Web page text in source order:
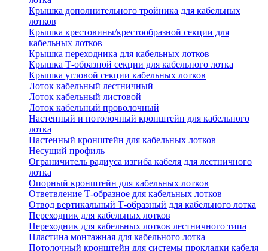
Крышка дополнительного тройника для кабельных
лотков
Крышка крестовины/крестообразной секции для
кабельных лотков
Крышка переходника для кабельных лотков
Крышка Т-образной секции для кабельного лотка
Крышка угловой секции кабельных лотков
Лоток кабельный лестничный
Лоток кабельный листовой
Лоток кабельный проволочный
Настенный и потолочный кронштейн для кабельного
лотка
Настенный кронштейн для кабельных лотков
Несущий профиль
Ограничитель радиуса изгиба кабеля для лестничного
лотка
Опорный кронштейн для кабельных лотков
Ответвление Т-образное для кабельных лотков
Отвод вертикальный Т-образный для кабельного лотка
Переходник для кабельных лотков
Переходник для кабельных лотков лестничного типа
Пластина монтажная для кабельного лотка
Потолочный кронштейн для системы прокладки кабеля